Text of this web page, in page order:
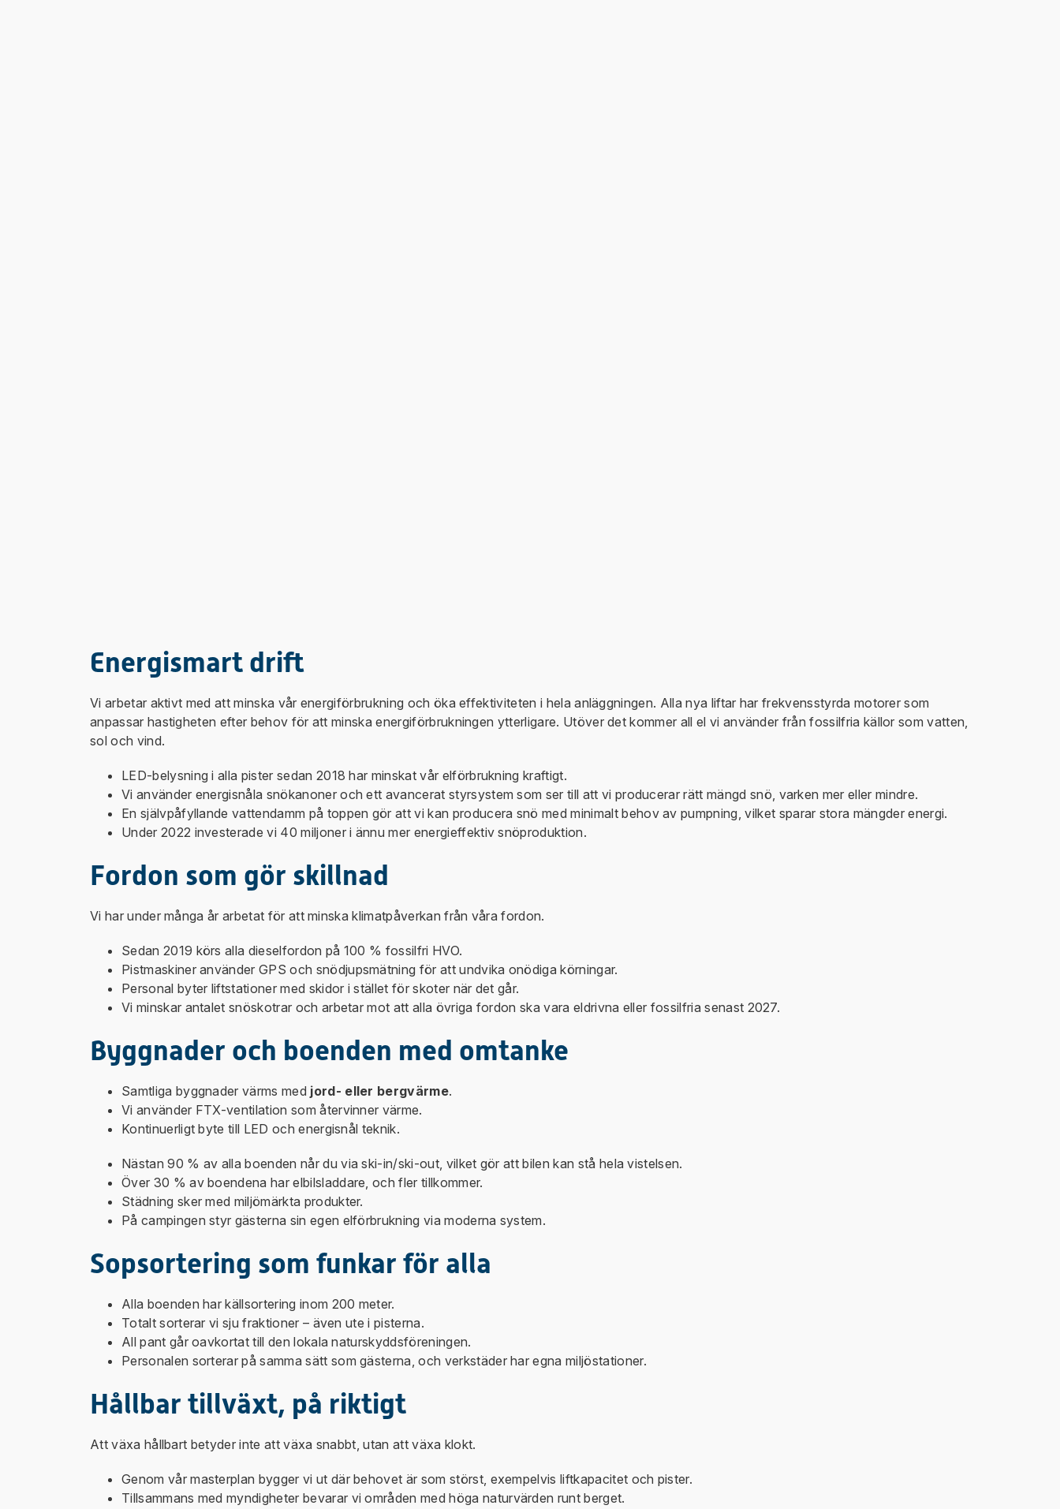
Energismart drift
Vi arbetar aktivt med att minska vår energiförbrukning och öka effektiviteten i hela anläggningen. Alla nya liftar har frekvensstyrda motorer som
anpassar hastigheten efter behov för att minska energiförbrukningen ytterligare. Utöver det kommer all el vi använder från fossilfria källor som vatten,
sol och vind.
LED-belysning i alla pister sedan 2018 har minskat vår elförbrukning kraftigt.
Vi använder energisnåla snökanoner och ett avancerat styrsystem som ser till att vi producerar rätt mängd snö, varken mer eller mindre.
En självpåfyllande vattendamm på toppen gör att vi kan producera snö med minimalt behov av pumpning, vilket sparar stora mängder energi.
Under 2022 investerade vi 40 miljoner i ännu mer energieffektiv snöproduktion.
Fordon som gör skillnad
Vi har under många år arbetat för att minska klimatpåverkan från våra fordon.
Sedan 2019 körs alla dieselfordon på 100 % fossilfri HVO.
Pistmaskiner använder GPS och snödjupsmätning för att undvika onödiga körningar.
Personal byter liftstationer med skidor i stället för skoter när det går.
Vi minskar antalet snöskotrar och arbetar mot att alla övriga fordon ska vara eldrivna eller fossilfria senast 2027.
Byggnader och boenden med omtanke
Samtliga byggnader värms med jord- eller bergvärme.
Vi använder FTX-ventilation som återvinner värme.
Kontinuerligt byte till LED och energisnål teknik.
Nästan 90 % av alla boenden når du via ski-in/ski-out, vilket gör att bilen kan stå hela vistelsen.
Över 30 % av boendena har elbilsladdare, och fler tillkommer.
Städning sker med miljömärkta produkter.
På campingen styr gästerna sin egen elförbrukning via moderna system.
Sopsortering som funkar för alla
Alla boenden har källsortering inom 200 meter.
Totalt sorterar vi sju fraktioner – även ute i pisterna.
All pant går oavkortat till den lokala naturskyddsföreningen.
Personalen sorterar på samma sätt som gästerna, och verkstäder har egna miljöstationer.
Hållbar tillväxt, på riktigt
Att växa hållbart betyder inte att växa snabbt, utan att växa klokt.
Genom vår masterplan bygger vi ut där behovet är som störst, exempelvis liftkapacitet och pister.
Tillsammans med myndigheter bevarar vi områden med höga naturvärden runt berget.